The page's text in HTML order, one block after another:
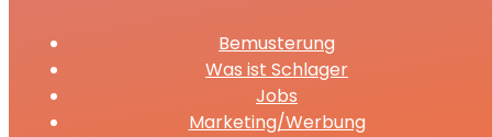
Bemusterung
Was ist Schlager
Jobs
Marketing/Werbung